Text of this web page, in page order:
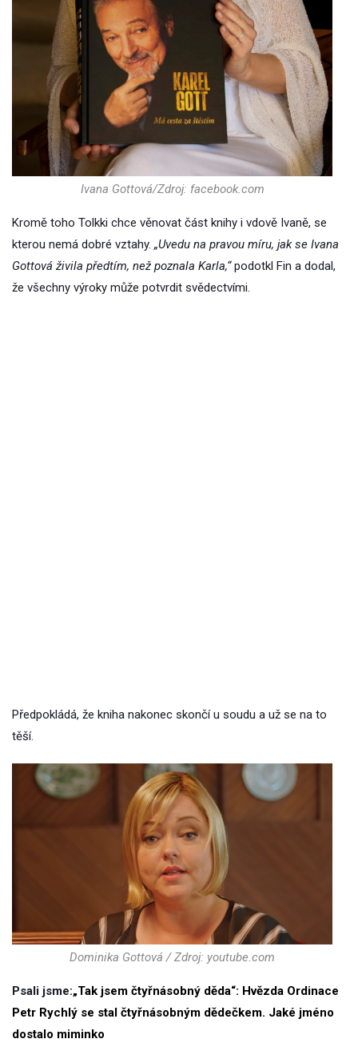
Ivana Gottová/Zdroj: facebook.com
Kromě toho Tolkki chce věnovat část knihy i vdově Ivaně, se
kterou nemá dobré vztahy. „Uvedu na pravou míru, jak se Ivana
Gottová živila předtím, než poznala Karla,“podotkl Fin a dodal,
že všechny výroky může potvrdit svědectvími.
Předpokládá, že kniha nakonec skončí u soudu a už se na to
těší.
Dominika Gottová / Zdroj: youtube.com
Psali jsme:„Tak jsem čtyřnásobný děda“: Hvězda Ordinace
Petr Rychlý se stal čtyřnásobným dědečkem. Jaké jméno
dostalo miminko